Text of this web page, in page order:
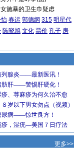
施暴的卫生巾疑虑
春运 郭德纲 315 明星代
陈晓旭 文化 票价 孔子 房
更多>>